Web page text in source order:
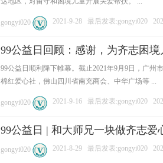
gongyi020 2021-9-28 最后发表:gongyi020
99公益日回顾：感谢，为齐志困
99公益日顺利降下帷幕。截止2021年9月9日，广州
棉红爱心社，佛山四川省南充商会、中华广场等 ...
gongyi020 2021-9-16 最后发表:gongyi020
99公益日 | 和大师兄一块做齐志爱
gongyi020 2021-8-29 最后发表:gongyi020